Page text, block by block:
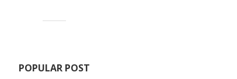
POPULAR POST